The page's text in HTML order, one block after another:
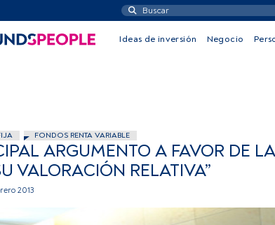
Ideas de inversión Negocio
FONDOS RENTA VARIABLE
ARGUMENTO A FAVOR DE
VALORACIÓN RELATIVA”
2013